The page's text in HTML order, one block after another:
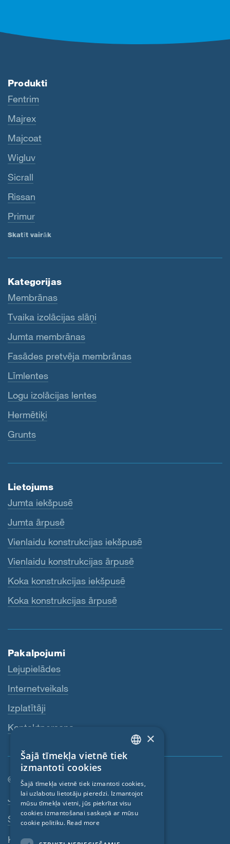
Produkti
Fentrim
Majrex
Majcoat
Wigluv
Sicrall
Rissan
Primur
Skatīt vairāk
Kategorijas
Membrānas
Tvaika izolācijas slāņi
Jumta membrānas
Fasādes pretvēja membrānas
Līmlentes
Logu izolācijas lentes
Hermētiķi
Grunts
Lietojums
Jumta iekšpusē
Jumta ārpusē
Vienlaidu konstrukcijas iekšpusē
Vienlaidu konstrukcijas ārpusē
Koka konstrukcijas iekšpusē
Koka konstrukcijas ārpusē
Pakalpojumi
Lejupielādes
Internetveikals
Izplatītāji
Kontaktpersona
© SIGA 2026
Kājenes navigācija
Jobs
Sazinieties
Konfidencialitātes politika
ENGLISH
FRENCH
CZECH
×
Šajā tīmekļa vietnē tiek
izmantoti cookies
Šajā tīmekļa vietnē tiek izmantoti cookies,
lai uzlabotu lietotāju pieredzi. Izmantojot
mūsu tīmekļa vietni, jūs piekrītat visu
cookies izmantošanai saskaņā ar mūsu
cookie politiku. Read more